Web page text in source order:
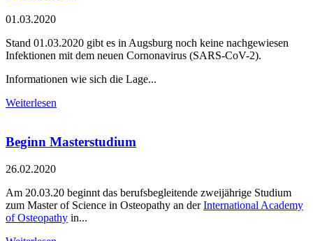
01.03.2020
Stand 01.03.2020 gibt es in Augsburg noch keine nachgewiesen
Infektionen mit dem neuen Cornonavirus (SARS-CoV-2).
Informationen wie sich die Lage...
Weiterlesen
Beginn Masterstudium
26.02.2020
Am 20.03.20 beginnt das berufsbegleitende zweijährige Studium
zum Master of Science in Osteopathy an derInternational Academy
of Osteopathy in...